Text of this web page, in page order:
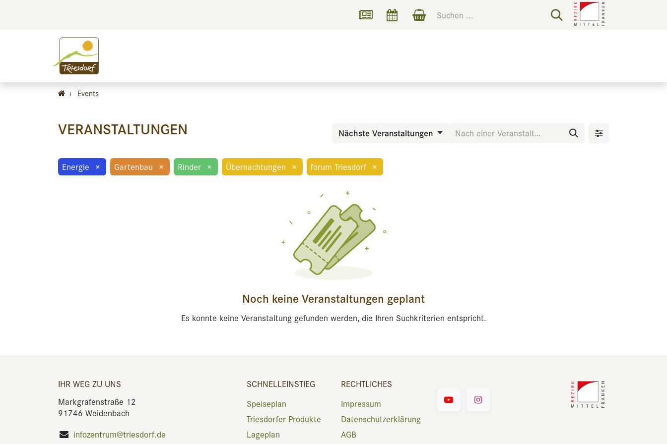
› Events
VERANSTALTUNGEN Nächste Veranstaltungen
Energie × Gartenbau × Rinder × Übernachtungen × forum Triesdorf ×
Noch keine Veranstaltungen geplant
Es konnte keine Veranstaltung gefunden werden, die Ihren Suchkriterien entspricht.
IHR WEG ZU UNS
Markgrafenstraße 12
91746 Weidenbach
infozentrum@triesdorf.de
SCHNELLEINSTIEG
Speiseplan
Triesdorfer Produkte
Lageplan
RECHTLICHES
Impressum
Datenschutzerklärung
AGB